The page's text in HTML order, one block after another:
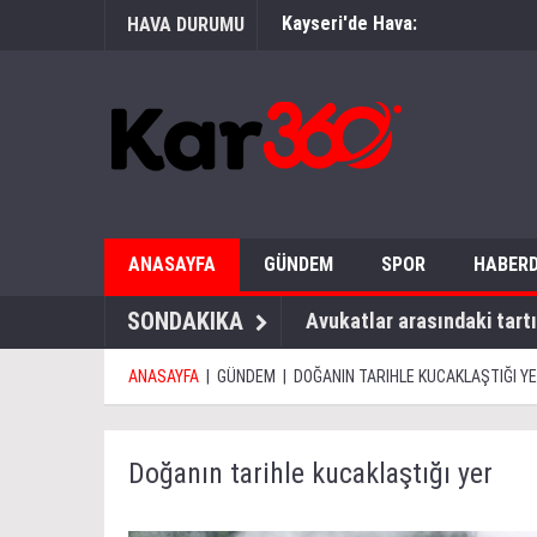
HAVA DURUMU Kayseri'de Hava:
ANASAYFA GÜNDEM SPOR
SONDAKIKA Avukatlar arasındaki
ANASAYFA GÜNDEM DOĞANIN TARIHLE KUCAKLAŞTIĞI
Doğanın tarihle kucaklaştığı yer